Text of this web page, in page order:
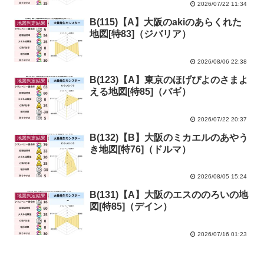
2026/07/22 11:34
地図判定結果
B(115)【A】大阪のakiのあらくれた
地図[特83]（ジバリア）
2026/08/06 22:38
地図判定結果
B(123)【A】東京のほげぴよのさまよ
える地図[特85]（バギ）
2026/07/22 20:37
地図判定結果
B(132)【B】大阪のミカエルのあやう
き地図[特76]（ドルマ）
2026/08/05 15:24
地図判定結果
B(131)【A】大阪のエスののろいの地
図[特85]（デイン）
2026/07/16 01:23